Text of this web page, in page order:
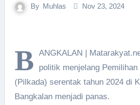
By Muhlas Nov 23, 2024
B ANGKALAN |
politik menjelang Pemilihan
(Pilkada) serentak tahun 2024 di
Bangkalan menjadi panas.